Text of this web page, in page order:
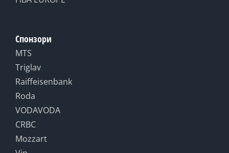
Спонзори
MTS
Triglav
Raiffeisenbank
Roda
VODAVODA
CRBC
Mozzart